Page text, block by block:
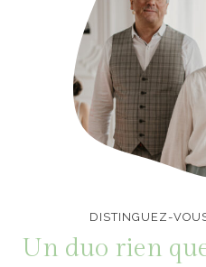
DISTINGUEZ-
Un duo rien